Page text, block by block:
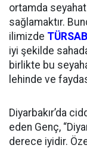
ortamda
sağlamaktır.
ilimizde TÜRSAB
iyi şekilde
birlikte bu
lehinde ve
Diyarbakır’da
eden Genç,
derece iyidir.